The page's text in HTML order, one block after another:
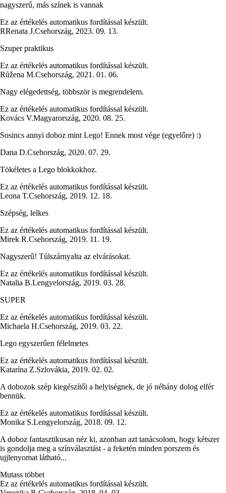
nagyszerű, más színek is vannak
Ez az értékelés automatikus fordítással készült.
RRenata J.Csehország, 2023. 09. 13.
Szuper praktikus
Ez az értékelés automatikus fordítással készült.
Růžena M.Csehország, 2021. 01. 06.
Nagy elégedettség, többször is megrendelem.
Ez az értékelés automatikus fordítással készült.
Kovács V.Magyarország, 2020. 08. 25.
Sosincs annyi doboz mint Lego! Ennek most vége (egyelőre) :)
Dana D.Csehország, 2020. 07. 29.
Tökéletes a Lego blokkokhoz.
Ez az értékelés automatikus fordítással készült.
Leona T.Csehország, 2019. 12. 18.
Szépség, lelkes
Ez az értékelés automatikus fordítással készült.
Mirek R.Csehország, 2019. 11. 19.
Nagyszerű! Túlszárnyalta az elvárásokat.
Ez az értékelés automatikus fordítással készült.
Natalia B.Lengyelország, 2019. 03. 28.
SUPER
Ez az értékelés automatikus fordítással készült.
Michaela H.Csehország, 2019. 03. 22.
Lego egyszerűen félelmetes
Ez az értékelés automatikus fordítással készült.
Katarína Z.Szlovákia, 2019. 02. 02.
A dobozok szép kiegészítői a helyiségnek, de jó néhány dolog elfér
bennük.
Ez az értékelés automatikus fordítással készült.
Monika S.Lengyelország, 2018. 09. 12.
A doboz fantasztikusan néz ki, azonban azt tanácsolom, hogy kétszer
is gondolja meg a színválasztást - a feketén minden porszem és
ujjlenyomat látható...
Mutass többet
Ez az értékelés automatikus fordítással készült.